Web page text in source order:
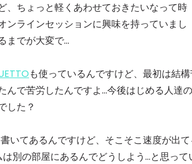
、ちょっと軽くあわせておきたいなって時
ンラインセッションに興味を持っていまし
までが大変で…
も使っているんですけど、最初は結
んで苦労したんですよ…今後はじめる人達の
した？
いてあるんですけど、そこそこ速度が出
別の部屋にあるんでどうしよう…と思って